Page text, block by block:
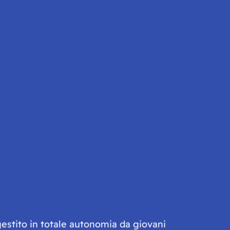
in totale autonomia da giovani